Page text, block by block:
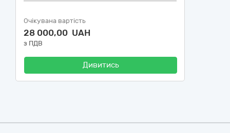
Очікувана вартість
28 000,00 UAH
з ПДВ
Дивитись